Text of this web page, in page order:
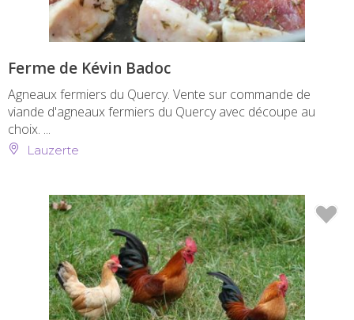
Ferme de Kévin Badoc
Agneaux fermiers du Quercy. Vente sur commande de
viande d'agneaux fermiers du Quercy avec découpe au
choix. ...
Lauzerte